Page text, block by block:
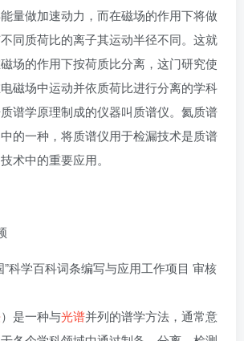
量做加速动力，而在磁场的作用下将做
同质荷比的离子其运动半径不同。这就
场的作用下按荷质比分离，这门研究使
磁场中运动并依质荷比进行分离的学科
谱学原理制成的仪器叫质谱仪。氦质谱
的一种，将质谱仪用于检漏技术是质谱
术中的重要应用。
”科学百科词条编写与应用工作项目 审核
）是一种与光谱并列的谱学方法，通常意